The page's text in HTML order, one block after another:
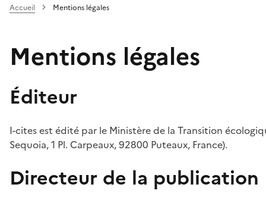
Accueil Mentions légales
Mentions légales
Éditeur
I-cites est édité par le Ministère de la Transition
Sequoia, 1 Pl. Carpeaux, 92800 Puteaux, France).
Directeur de la publication